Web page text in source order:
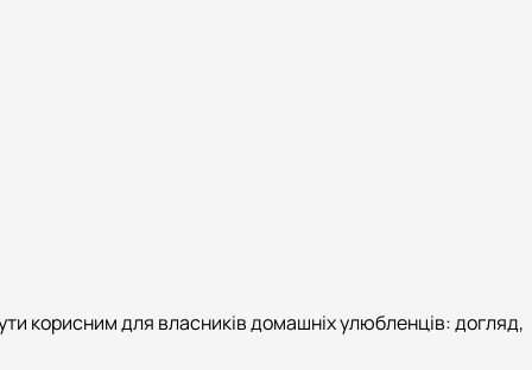
корисним для власників домашніх улюбленців: догляд,